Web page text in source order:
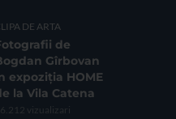
DE ARTA
de
Gîrbovan
expoziția HOME
la Vila Catena
16.212 vizualizari